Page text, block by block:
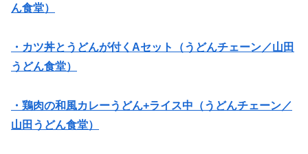
ん食堂）
・カツ丼とうどんが付くAセット（うどんチェーン／山田
うどん食堂）
・鶏肉の和風カレーうどん+ライス中（うどんチェーン／
山田うどん食堂）